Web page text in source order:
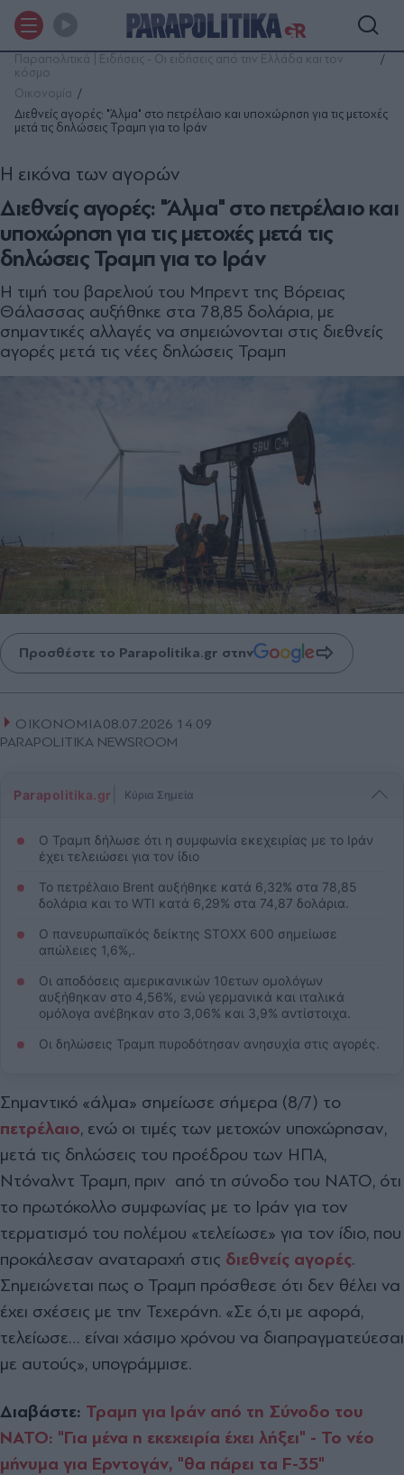
Παραπολιτικά | Ειδήσεις - Οι ειδήσεις από την Ελλάδα και τον
κόσμο
Οικονομία
Διεθνείς αγορές: "Άλμα" στο πετρέλαιο και υποχώρηση για τις μετοχές
μετά τις δηλώσεις Τραμπ για το Ιράν
Διεθνείς αγορές: "Άλμα" στο πετρέλαιο και
υποχώρηση για τις μετοχές μετά τις
δηλώσεις Τραμπ για το Ιράν
Η εικόνα των αγορών
Η τιμή του βαρελιού του Μπρεντ της Βόρειας
Θάλασσας αυξήθηκε στα 78,85 δολάρια, με
σημαντικές αλλαγές να σημειώνονται στις διεθνείς
αγορές μετά τις νέες δηλώσεις Τραμπ
Προσθέστε το Parapolitika.gr στην
ΟΙΚΟΝΟΜΙΑ08.07.2026 14:09
PARAPOLITIKA NEWSROOM
Parapolitika.gr Κύρια Σημεία
Ο Τραμπ δήλωσε ότι η συμφωνία εκεχειρίας με το Ιράν
έχει τελειώσει για τον ίδιο
Το πετρέλαιο Brent αυξήθηκε κατά 6,32% στα 78,85
δολάρια και το WTI κατά 6,29% στα 74,87 δολάρια.
Ο πανευρωπαϊκός δείκτης STOXX 600 σημείωσε
απώλειες 1,6%,.
Οι αποδόσεις αμερικανικών 10ετων ομολόγων
αυξήθηκαν στο 4,56%, ενώ γερμανικά και ιταλικά
ομόλογα ανέβηκαν στο 3,06% και 3,9% αντίστοιχα.
Οι δηλώσεις Τραμπ πυροδότησαν ανησυχία στις αγορές.
Σημαντικό «άλμα» σημείωσε σήμερα (8/7) το
πετρέλαιο, ενώ οι τιμές των μετοχών υποχώρησαν,
μετά τις δηλώσεις του προέδρου των ΗΠΑ,
Ντόναλντ Τραμπ, πριν από τη σύνοδο του ΝΑΤΟ, ότι
το πρωτόκολλο συμφωνίας με το Ιράν για τον
τερματισμό του πολέμου «τελείωσε» για τον ίδιο, που
προκάλεσαν αναταραχή στις διεθνείς αγορές.
Σημειώνεται πως ο Τραμπ πρόσθεσε ότι δεν θέλει να
έχει σχέσεις με την Τεχεράνη. «Σε ό,τι με αφορά,
τελείωσε… είναι χάσιμο χρόνου να διαπραγματεύεσαι
με αυτούς», υπογράμμισε.
Διαβάστε: Τραμπ για Ιράν από τη Σύνοδο του
ΝΑΤΟ: "Για μένα η εκεχειρία έχει λήξει" - Το νέο
μήνυμα για Ερντογάν, "θα πάρει τα F-35"